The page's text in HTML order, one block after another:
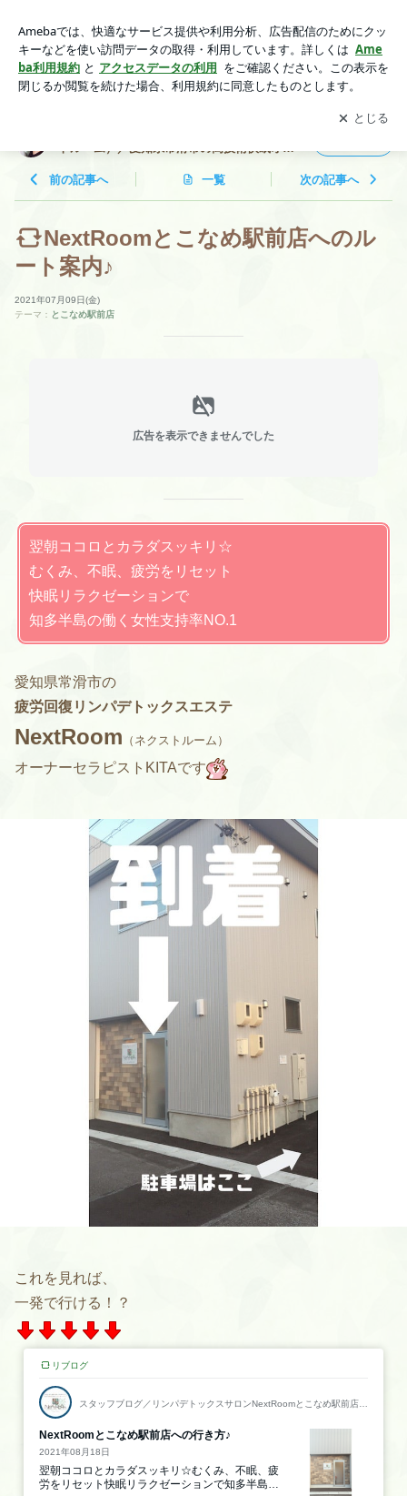
サロン NextRoom（ネクストルーム）／愛知県常滑市の高技術
快眠オーダーメイドサロン／知多半島名古屋東海中部地区
アプリをダウンロードして ブログの更新通知
を受け取りまし
ょう。
開く
トルーム）／愛知県常滑市の高技術快眠オー
地区
前の記事へ 一覧 次の記事へ
NextRoomとこなめ駅前店へのル
ート案内♪
2021年07月09日(金)
テーマ： とこなめ駅前店
広告を表示できませんでした
翌朝ココロとカラダスッキリ☆
むくみ、不眠、疲労をリセット
快眠リラクゼーションで
知多半島の働く女性支持率NO.1
愛知県常滑市の
疲労回復リンパデトックスエステ
NextRoom （ネクストルーム）
オーナーセラピストKITAです
これを見れば、
一発で行ける！？